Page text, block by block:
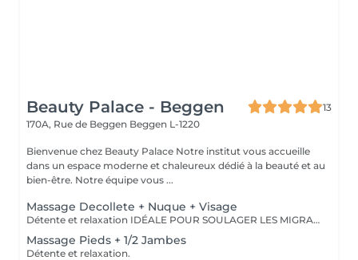
Beauty Palace - Beggen
13
170A, Rue de Beggen Beggen L-1220
Bienvenue chez Beauty Palace Notre institut vous accueille
dans un espace moderne et chaleureux dédié à la beauté et au
bien-être. Notre équipe vous ...
Massage Decollete + Nuque + Visage
Détente et relaxation IDÉALE POUR SOULAGER LES MIGRAINES
Massage Pieds + 1/2 Jambes
Détente et relaxation.